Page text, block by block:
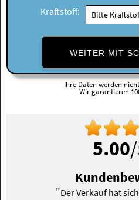
Kraftstoff:
WEITER MIT
Ihre Daten werden
Wir garantieren
5.00
"Der Verkauf hat